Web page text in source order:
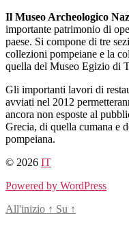
Salta
al
contenuto
Il Museo Archeologico
importante patrimonio di
paese. Si compone di tre
collezioni pompeiane e la
quella del Museo Egizio di
Gli importanti lavori di
avviati nel 2012
ancora non esposte al
Grecia, di quella cumana e
pompeiana.
© 2026 IT
Powered by WordPress
All'inizio ↑ Su ↑